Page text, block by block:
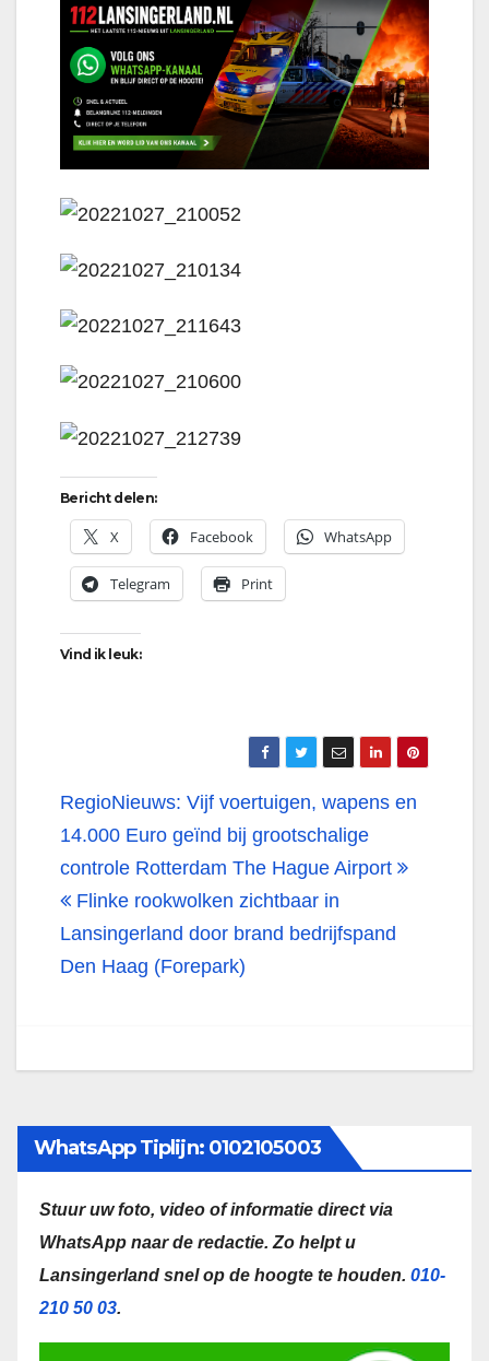
Bericht delen:
X Facebook WhatsApp
Telegram Print
Vind ik leuk:
Bericht
navigatie
RegioNieuws: Vijf voertuigen, wapens en
14.000 Euro geïnd bij grootschalige
controle Rotterdam The Hague Airport
Flinke rookwolken zichtbaar in
Lansingerland door brand bedrijfspand
Den Haag (Forepark)
WhatsApp Tiplijn: 0102105003
Stuur uw foto, video of informatie direct via
WhatsApp naar de redactie. Zo helpt u
Lansingerland snel op de hoogte te houden. 010-
210 50 03.